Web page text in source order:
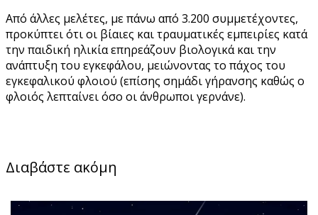
Από άλλες μελέτες, με πάνω από 3.200 συμμετέχοντες,
προκύπτει ότι οι βίαιες και τραυματικές εμπειρίες κατά
την παιδική ηλικία επηρεάζουν βιολογικά και την
ανάπτυξη του εγκεφάλου, μειώνοντας το πάχος του
εγκεφαλικού φλοιού (επίσης σημάδι γήρανσης καθώς ο
φλοιός λεπταίνει όσο οι άνθρωποι γερνάνε).
Διαβάστε ακόμη